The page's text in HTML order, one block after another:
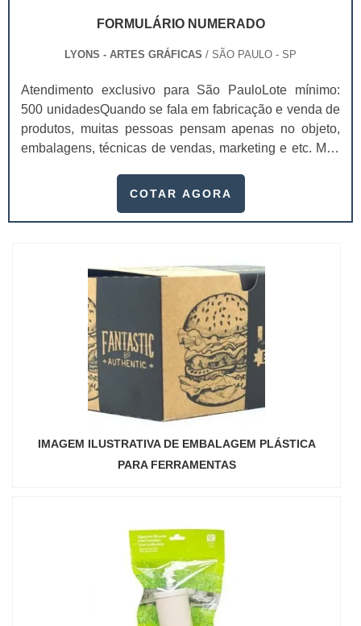
FORMULÁRIO NUMERADO
LYONS - ARTES GRÁFICAS / SÃO PAULO - SP
Atendimento exclusivo para São PauloLote mínimo:
500 unidadesQuando se fala em fabricação e venda de
produtos, muitas pessoas pensam apenas no objeto,
embalagens, técnicas de vendas, marketing e etc. Mas
e logística adequada, esses esforços podem não valer
um papel de destaque muito abrangente, pois este item,
COTAR AGORA
IMAGEM ILUSTRATIVA DE EMBALAGEM PLÁSTICA
PARA FERRAMENTAS